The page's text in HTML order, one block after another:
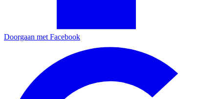
Doorgaan met Facebook